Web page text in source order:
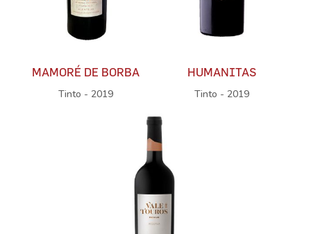
MAMORÉ DE BORBA
Tinto - 2019
HUMANITAS
Tinto - 2019